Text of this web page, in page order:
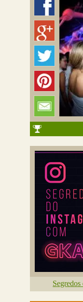
Perguntas Frequentes